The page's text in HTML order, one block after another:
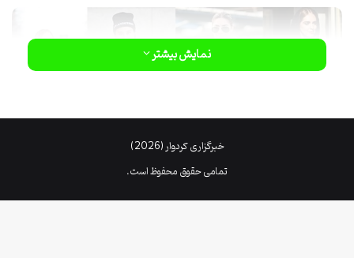
جدیدترین هودی های امسال
نمایش بیشتر
خبرگزاری کردوار (2026)
تمامی حقوق محفوظ است.